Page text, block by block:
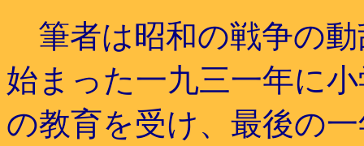
筆者は昭和の戦争の動
始まった一九三一年に
の教育を受け、最後の